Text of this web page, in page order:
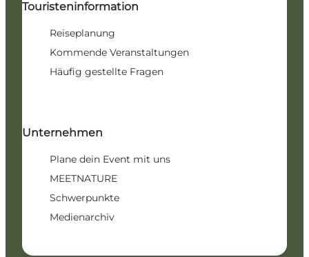
Touristeninformation
Reiseplanung
Kommende Veranstaltungen
Häufig gestellte Fragen
Unternehmen
Plane dein Event mit uns
MEETNATURE
Schwerpunkte
Medienarchiv